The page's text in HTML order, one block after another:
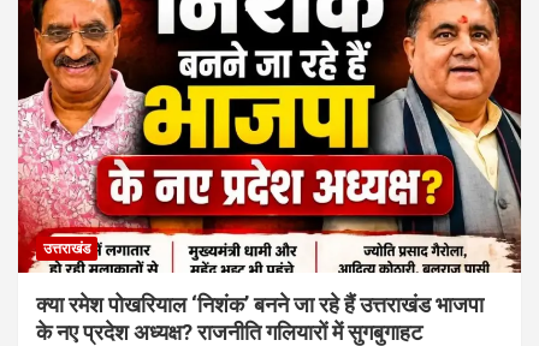
उत्तराखंड
क्या रमेश पोखरियाल ‘निशंक’ बनने जा रहे हैं उत्तराखंड भाजपा
के नए प्रदेश अध्यक्ष? राजनीति गलियारों में सुगबुगाहट